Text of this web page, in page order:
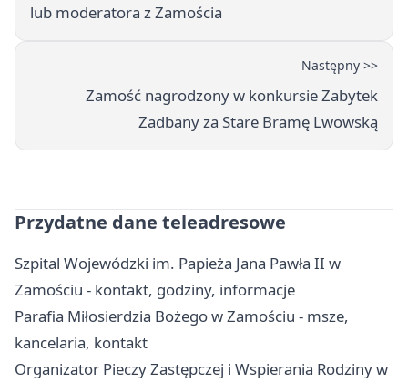
lub moderatora z Zamościa
Następny >>
Zamość nagrodzony w konkursie Zabytek
Zadbany za Stare Bramę Lwowską
Przydatne dane teleadresowe
Szpital Wojewódzki im. Papieża Jana Pawła II w
Zamościu - kontakt, godziny, informacje
Parafia Miłosierdzia Bożego w Zamościu - msze,
kancelaria, kontakt
Organizator Pieczy Zastępczej i Wspierania Rodziny w